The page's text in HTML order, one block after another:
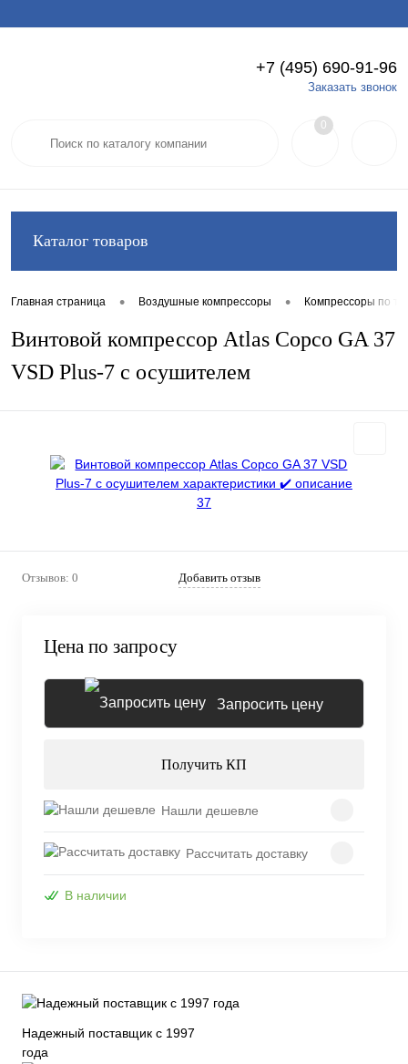
Вход Регистрация
+7 (495) 690-91-96
Заказать звонок
0
Каталог товаров
Главная страница • Воздушные компрессоры • Компрессоры по
Винтовой компрессор Atlas Copco GA 37
VSD Plus-7 с осушителем
Отзывов: 0 Добавить отзыв
Цена по запросу
Запросить цену
Получить КП
Нашли дешевле
Рассчитать доставку
В наличии
Надежный поставщик с 1997
года